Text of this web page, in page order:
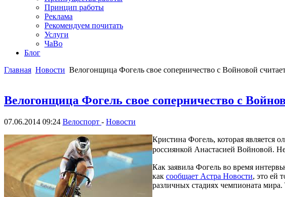
Принцип работы
Реклама
Рекомендуем почитать
Услуги
ЧаВо
Блог
Главная Новости Велогонщица Фогель свое соперничество с Войновой
Велогонщица Фогель свое соперничество с
07.06.2014 09:24 Велоспорт - Новости
Кристина Фогель, которая является
россиянкой Анастасией Войновой.
Как заявила Фогель во время
как сообщает Астра Новости, это ей
различных стадиях чемпионата мира.